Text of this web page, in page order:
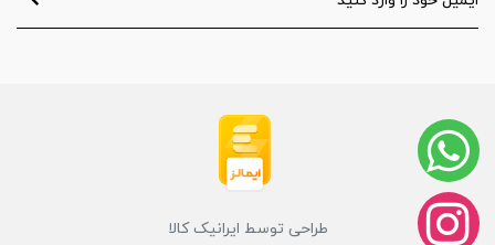
طراحی توسط ایرانیک کالا